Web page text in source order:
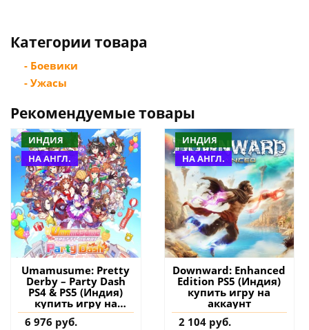
Категории товара
- Боевики
- Ужасы
Рекомендуемые товары
ИНДИЯ
НА АНГЛ.
Umamusume: Pretty
Derby – Party Dash
PS4 & PS5 (Индия)
купить игру на
аккаунт
6 976 руб.
ИНДИЯ
НА АНГЛ.
Downward: Enhanced
Edition PS5 (Индия)
купить игру на
аккаунт
2 104 руб.